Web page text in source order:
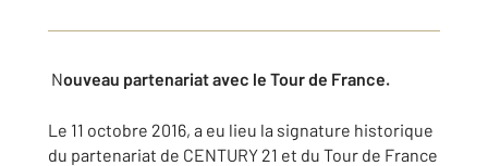
Nouveau partenariat avec le Tour de France.
Le 11 octobre 2016, a eu lieu la signature historique
du partenariat de CENTURY 21 et du Tour de France